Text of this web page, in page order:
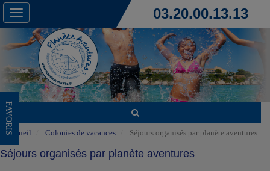
Toggle
navigation
03.20.00.13.13
FAVORIS
Accueil Colonies de vacances Séjours organisés par planète aventures
Séjours organisés par planète aventures